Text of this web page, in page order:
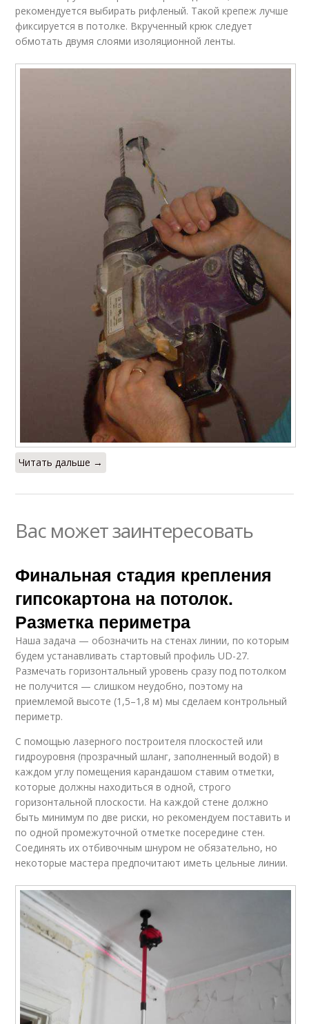
рекомендуется выбирать рифленый. Такой крепеж лучше
фиксируется в потолке. Вкрученный крюк следует
обмотать двумя слоями изоляционной ленты.
Читать дальше →
Вас может заинтересовать
Финальная стадия крепления
гипсокартона на потолок.
Разметка периметра
Наша задача — обозначить на стенах линии, по которым
будем устанавливать стартовый профиль UD-27.
Размечать горизонтальный уровень сразу под потолком
не получится — слишком неудобно, поэтому на
приемлемой высоте (1,5–1,8 м) мы сделаем контрольный
периметр.
С помощью лазерного построителя плоскостей или
гидроуровня (прозрачный шланг, заполненный водой) в
каждом углу помещения карандашом ставим отметки,
которые должны находиться в одной, строго
горизонтальной плоскости. На каждой стене должно
быть минимум по две риски, но рекомендуем поставить и
по одной промежуточной отметке посередине стен.
Соединять их отбивочным шнуром не обязательно, но
некоторые мастера предпочитают иметь цельные линии.